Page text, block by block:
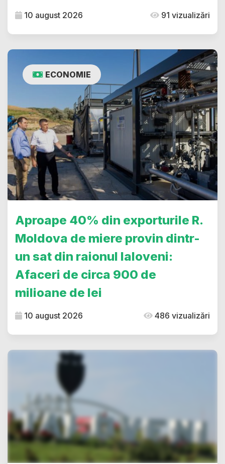
10 august 2026 91 vizualizări
ECONOMIE
Aproape 40% din exporturile R.
Moldova de miere provin dintr-
un sat din raionul Ialoveni:
Afaceri de circa 900 de
milioane de lei
10 august 2026 486 vizualizări